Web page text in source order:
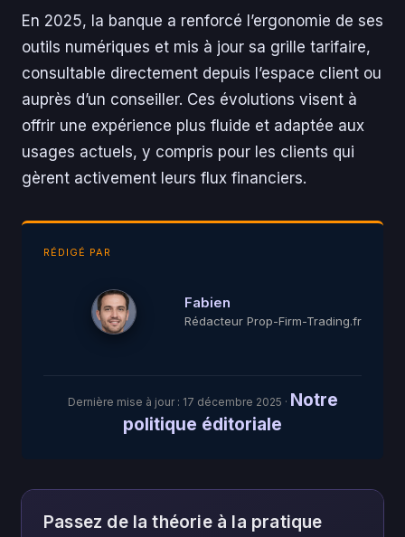
En 2025, la banque a renforcé l’ergonomie de ses
outils numériques et mis à jour sa grille tarifaire,
consultable directement depuis l’espace client ou
auprès d’un conseiller. Ces évolutions visent à
offrir une expérience plus fluide et adaptée aux
usages actuels, y compris pour les clients qui
gèrent activement leurs flux financiers.
RÉDIGÉ PAR
Fabien
Rédacteur Prop-Firm-Trading.fr
Dernière mise à jour : 17 décembre 2025 · Notre
politique éditoriale
Passez de la théorie à la pratique